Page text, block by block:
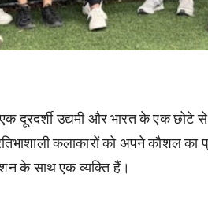
एक दूरदर्शी उद्यमी और भारत के एक छोटे से
कलाकारों को अपने कौशल का
के साथ एक व्यक्ति हैं।